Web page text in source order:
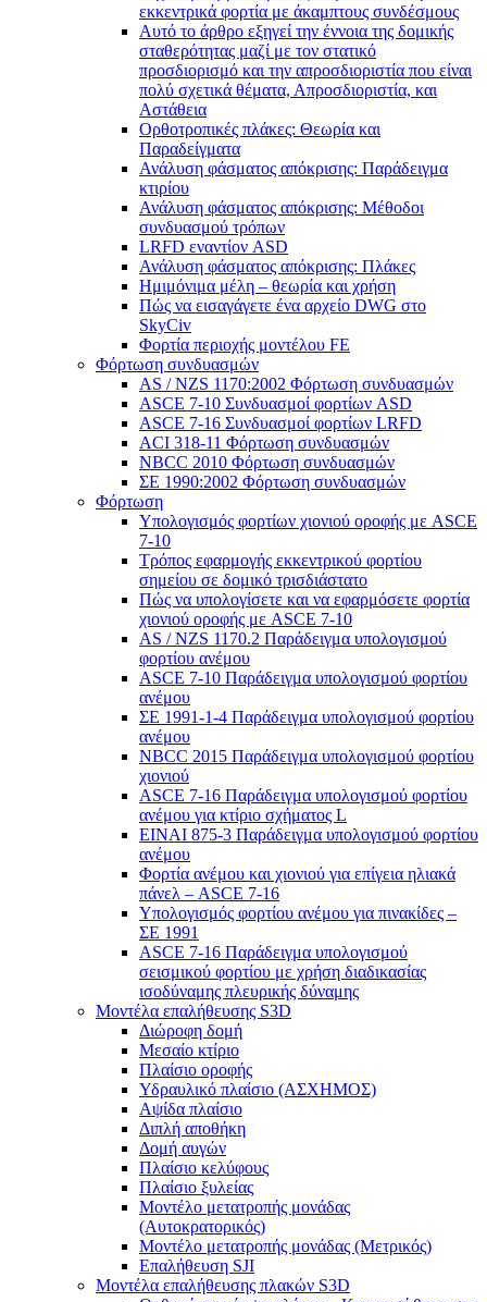
εκκεντρικά φορτία με άκαμπτους συνδέσμους
Αυτό το άρθρο εξηγεί την έννοια της δομικής
σταθερότητας μαζί με τον στατικό
προσδιορισμό και την απροσδιοριστία που είναι
πολύ σχετικά θέματα, Απροσδιοριστία, και
Αστάθεια
Ορθοτροπικές πλάκες: Θεωρία και
Παραδείγματα
Ανάλυση φάσματος απόκρισης: Παράδειγμα
κτιρίου
Ανάλυση φάσματος απόκρισης: Μέθοδοι
συνδυασμού τρόπων
LRFD εναντίον ASD
Ανάλυση φάσματος απόκρισης: Πλάκες
Ημιμόνιμα μέλη – θεωρία και χρήση
Πώς να εισαγάγετε ένα αρχείο DWG στο
SkyCiv
Φορτία περιοχής μοντέλου FE
Φόρτωση συνδυασμών
AS / NZS 1170:2002 Φόρτωση συνδυασμών
ASCE 7-10 Συνδυασμοί φορτίων ASD
ASCE 7-16 Συνδυασμοί φορτίων LRFD
ACI 318-11 Φόρτωση συνδυασμών
NBCC 2010 Φόρτωση συνδυασμών
ΣΕ 1990:2002 Φόρτωση συνδυασμών
Φόρτωση
Υπολογισμός φορτίων χιονιού οροφής με ASCE
7-10
Τρόπος εφαρμογής εκκεντρικού φορτίου
σημείου σε δομικό τρισδιάστατο
Πώς να υπολογίσετε και να εφαρμόσετε φορτία
χιονιού οροφής με ASCE 7-10
AS / NZS 1170.2 Παράδειγμα υπολογισμού
φορτίου ανέμου
ASCE 7-10 Παράδειγμα υπολογισμού φορτίου
ανέμου
ΣΕ 1991-1-4 Παράδειγμα υπολογισμού φορτίου
ανέμου
NBCC 2015 Παράδειγμα υπολογισμού φορτίου
χιονιού
ASCE 7-16 Παράδειγμα υπολογισμού φορτίου
ανέμου για κτίριο σχήματος L
ΕΙΝΑΙ 875-3 Παράδειγμα υπολογισμού φορτίου
ανέμου
Φορτία ανέμου και χιονιού για επίγεια ηλιακά
πάνελ – ASCE 7-16
Υπολογισμός φορτίου ανέμου για πινακίδες –
ΣΕ 1991
ASCE 7-16 Παράδειγμα υπολογισμού
σεισμικού φορτίου με χρήση διαδικασίας
ισοδύναμης πλευρικής δύναμης
Μοντέλα επαλήθευσης S3D
Διώροφη δομή
Μεσαίο κτίριο
Πλαίσιο οροφής
Υδραυλικό πλαίσιο (ΑΣΧΗΜΟΣ)
Αψίδα πλαίσιο
Διπλή αποθήκη
Δομή αυγών
Πλαίσιο κελύφους
Πλαίσιο ξυλείας
Μοντέλο μετατροπής μονάδας
(Αυτοκρατορικός)
Μοντέλο μετατροπής μονάδας (Μετρικός)
Επαλήθευση SJI
Μοντέλα επαλήθευσης πλακών S3D